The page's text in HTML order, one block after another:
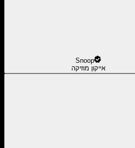
Snoop
אייקון מוזיקה